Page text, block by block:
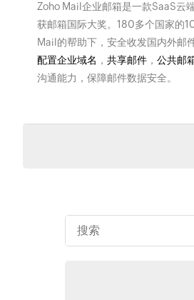
Zoho Mail企业邮箱是一款SaaS云
获邮箱国际大奖。180多个国家的
Mail的帮助下，安全收发国内外邮
配置企业域名 ， 共享邮件， 公共邮
沟通能力，保障邮件数据安全。